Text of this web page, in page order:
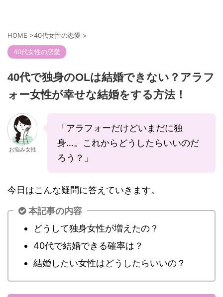
HOME >40代女性の恋愛 >
40代女性の恋愛
40代で独身のOLは結婚できない？アラフ
ォー女性が幸せな結婚をする方法！
お悩み女性
「アラフォーだけどいまだに独
身…。これからどうしたらいいのだ
ろう？」
今日はこんな疑問に答えていきます。
本記事の内容
どうして独身女性が増えたの？
40代で結婚できる確率は？
結婚したい女性はどうしたらいいの？